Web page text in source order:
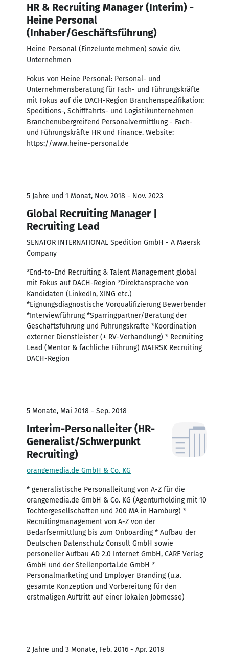
HR & Recruiting Manager (Interim) -
Heine Personal
(Inhaber/Geschäftsführung)
Heine Personal (Einzelunternehmen) sowie div.
Unternehmen
Fokus von Heine Personal: Personal- und
Unternehmensberatung für Fach- und Führungskräfte
mit Fokus auf die DACH-Region Branchenspezifikation:
Speditions-, Schifffahrts- und Logistikunternehmen
Branchenübergreifend Personalvermittlung - Fach-
und Führungskräfte HR und Finance. Website:
https://www.heine-personal.de
5 Jahre und 1 Monat, Nov. 2018 - Nov. 2023
Global Recruiting Manager |
Recruiting Lead
SENATOR INTERNATIONAL Spedition GmbH - A Maersk
Company
*End-to-End Recruiting & Talent Management global
mit Fokus auf DACH-Region *Direktansprache von
Kandidaten (LinkedIn, XING etc.)
*Eignungsdiagnostische Vorqualifizierung Bewerbender
*Interviewführung *Sparringpartner/Beratung der
Geschäftsführung und Führungskräfte *Koordination
externer Dienstleister (+ RV-Verhandlung) * Recruiting
Lead (Mentor & fachliche Führung) MAERSK Recruiting
DACH-Region
5 Monate, Mai 2018 - Sep. 2018
Interim-Personalleiter (HR-
Generalist/Schwerpunkt
Recruiting)
orangemedia.de GmbH & Co. KG
* generalistische Personalleitung von A-Z für die
orangemedia.de GmbH & Co. KG (Agenturholding mit 10
Tochtergesellschaften und 200 MA in Hamburg) *
Recruitingmanagement von A-Z von der
Bedarfsermittlung bis zum Onboarding * Aufbau der
Deutschen Datenschutz Consult GmbH sowie
personeller Aufbau AD 2.0 Internet GmbH, CARE Verlag
GmbH und der Stellenportal.de GmbH *
Personalmarketing und Employer Branding (u.a.
gesamte Konzeption und Vorbereitung für den
erstmaligen Auftritt auf einer lokalen Jobmesse)
2 Jahre und 3 Monate, Feb. 2016 - Apr. 2018